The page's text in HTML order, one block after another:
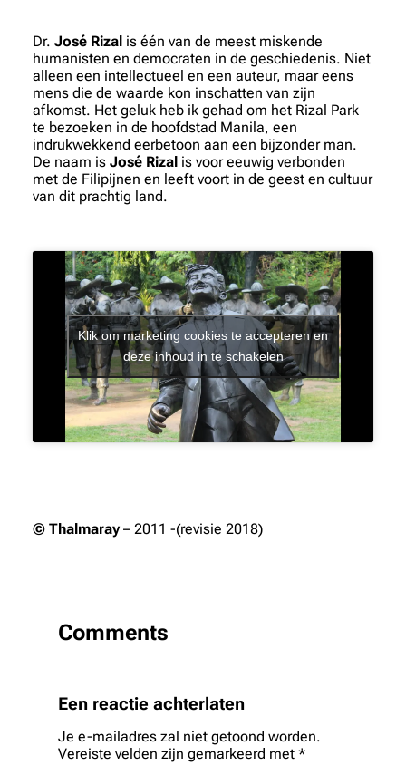
Dr. José Rizal is één van de meest miskende
humanisten en democraten in de geschiedenis. Niet
alleen een intellectueel en een auteur, maar eens
mens die de waarde kon inschatten van zijn
afkomst. Het geluk heb ik gehad om het Rizal Park
te bezoeken in de hoofdstad Manila, een
indrukwekkend eerbetoon aan een bijzonder man.
De naam is José Rizal is voor eeuwig verbonden
met de Filipijnen en leeft voort in de geest en cultuur
van dit prachtig land.
Klik om marketing cookies te accepteren en
deze inhoud in te schakelen
© Thalmaray – 2011 -(revisie 2018)
Comments
Een reactie achterlaten
Je e-mailadres zal niet getoond worden.
Vereiste velden zijn gemarkeerd met *